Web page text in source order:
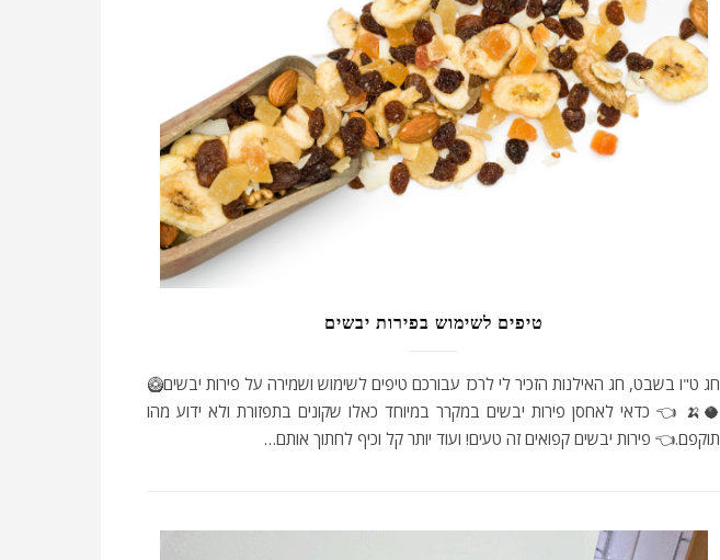
טיפים לשימוש בפירות יבשים
חג ט"ו בשבט, חג האילנות הזכיר לי לרכז עבורכם טיפים לשימוש ושמירה על פירות יבשים🥝
🥥🍌 👈 כדאי לאחסן פירות יבשים במקרר במיוחד כאלו שקונים בתפזורת ולא ידוע מהו
תוקפם.👈 פירות יבשים קפואים זה טעים! ועוד יותר קל וכיף לחתוך אותם…